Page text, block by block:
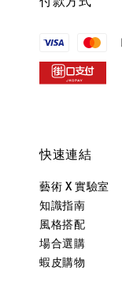
快速連結
藝術 X 實驗室
知識指南
風格搭配
場合選購
蝦皮購物